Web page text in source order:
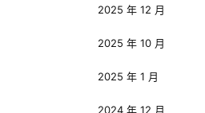
2025 年 12 月
2025 年 10 月
2025 年 1 月
2024 年 12 月